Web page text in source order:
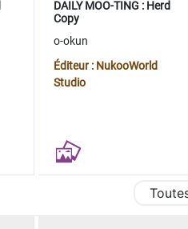
DAILY MOO-TING : Herd
Copy
o-okun
Éditeur : NukooWorld
Studio